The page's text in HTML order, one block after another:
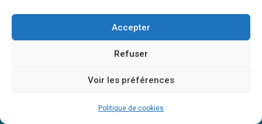
Accepter
Refuser
Voir les préférences
Politique de cookies